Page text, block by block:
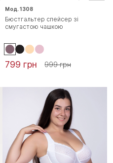
Мод. 1308
Бюстгальтер спейсер зі
смугастою чашкою
799 грн 999 грн